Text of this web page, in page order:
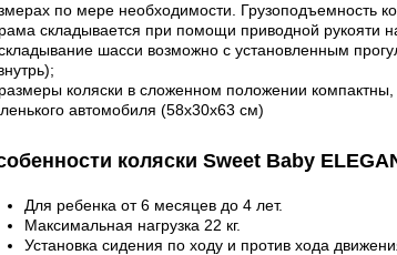
по мере необходимости. Грузоподъемность
складывается при помощи приводной рукояти
шасси возможно с установленным
коляски в сложенном положении
автомобиля (58х30х63 см)
коляски Sweet Baby
Для ребенка от 6 месяцев до 4 лет.
Максимальная нагрузка 22 кг.
Установка сидения по ходу и против хода